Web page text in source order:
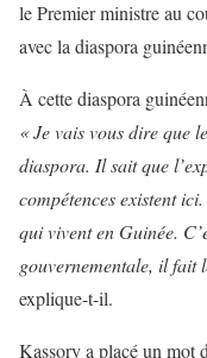
le Premier ministre au
avec la diaspora
À cette diaspora
« Je vais vous dire que
diaspora. Il sait que
compétences existent
qui vivent en Guinée.
gouvernementale, il fait
explique-t-il.
Kassory a placé un mot